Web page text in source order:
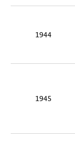
1944
1945